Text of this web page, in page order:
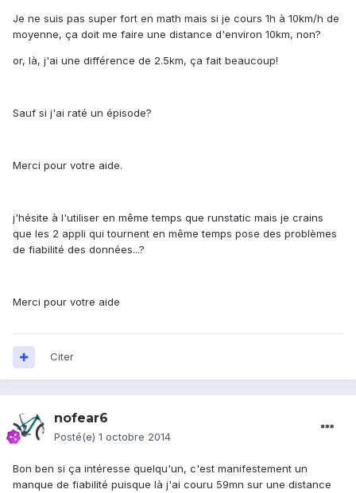
Je ne suis pas super fort en math mais si je cours 1h à 10km/h de
moyenne, ça doit me faire une distance d'environ 10km, non?
or, là, j'ai une différence de 2.5km, ça fait beaucoup!
Sauf si j'ai raté un épisode?
Merci pour votre aide.
j'hésite à l'utiliser en même temps que runstatic mais je crains
que les 2 appli qui tournent en même temps pose des problèmes
de fiabilité des données...?
Merci pour votre aide
Citer
nofear6
Posté(e) 1 octobre 2014
Bon ben si ça intéresse quelqu'un, c'est manifestement un
manque de fiabilité puisque là j'ai couru 59mn sur une distance